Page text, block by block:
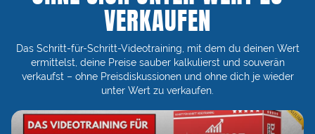
VERKAUFEN
Das Schritt-für-Schritt-Videotraining, mit dem du deinen Wert
ermittelst, deine Preise sauber kalkulierst und souverän
verkaufst – ohne Preisdiskussionen und ohne dich je wieder
unter Wert zu verkaufen.